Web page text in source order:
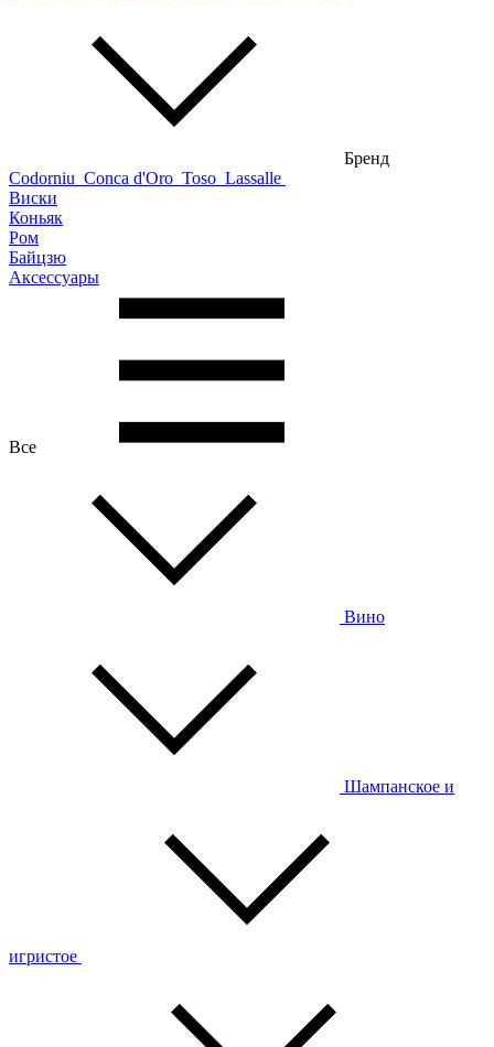
Бренд
Codorniu Conca d'Oro Toso Lassalle
Виски
Коньяк
Ром
Байцзю
Аксессуары
Все
Вино
Шампанское и
игристое